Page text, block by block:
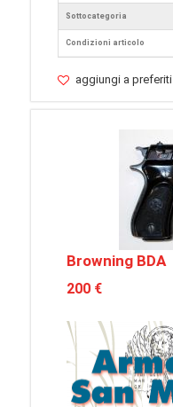
Sottocategoria
Condizioni articolo
aggiungi a preferiti
Browning BDA
200 €